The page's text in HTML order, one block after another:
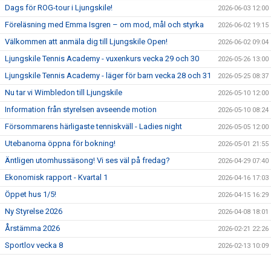
Dags för ROG-tour i Ljungskile! 2026-06-03 12:00
Föreläsning med Emma Isgren – om mod, mål och styrka 2026-06-02 19:15
Välkommen att anmäla dig till Ljungskile Open! 2026-06-02 09:04
Ljungskile Tennis Academy - vuxenkurs vecka 29 och 30 2026-05-26 13:00
Ljungskile Tennis Academy - läger för barn vecka 28 och 31 2026-05-25 08:37
Nu tar vi Wimbledon till Ljungskile 2026-05-10 12:00
Information från styrelsen avseende motion 2026-05-10 08:24
Försommarens härligaste tenniskväll - Ladies night 2026-05-05 12:00
Utebanorna öppna för bokning! 2026-05-01 21:55
Äntligen utomhussäsong! Vi ses väl på fredag? 2026-04-29 07:40
Ekonomisk rapport - Kvartal 1 2026-04-16 17:03
Öppet hus 1/5! 2026-04-15 16:29
Ny Styrelse 2026 2026-04-08 18:01
Årstämma 2026 2026-02-21 22:26
Sportlov vecka 8 2026-02-13 10:09